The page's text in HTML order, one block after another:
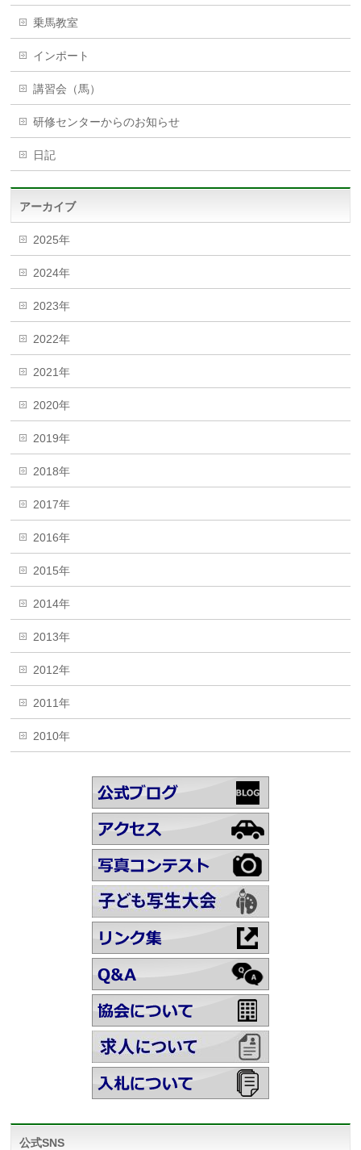
乗馬教室
インポート
講習会（馬）
研修センターからのお知らせ
日記
アーカイブ
2025年
2024年
2023年
2022年
2021年
2020年
2019年
2018年
2017年
2016年
2015年
2014年
2013年
2012年
2011年
2010年
公式SNS